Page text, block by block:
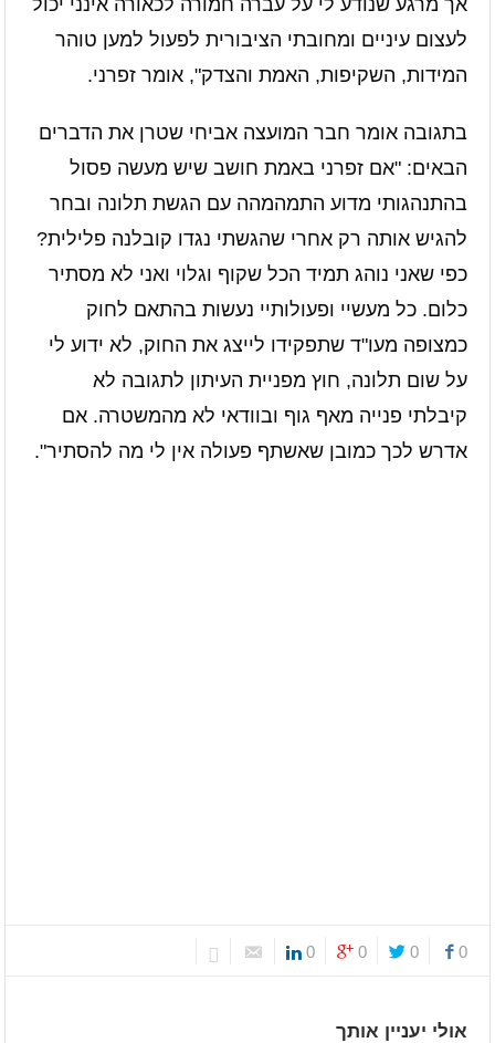
אך מרגע שנודע לי על עברה חמורה לכאורה אינני יכול
לעצום עיניים ומחובתי הציבורית לפעול למען טוהר
המידות, השקיפות, האמת והצדק", אומר זפרני.
בתגובה אומר חבר המועצה אביחי שטרן את הדברים
הבאים: "אם זפרני באמת חושב שיש מעשה פסול
בהתנהגותי מדוע התמהמהה עם הגשת תלונה ובחר
להגיש אותה רק אחרי שהגשתי נגדו קובלנה פלילית?
כפי שאני נוהג תמיד הכל שקוף וגלוי ואני לא מסתיר
כלום. כל מעשיי ופעולותיי נעשות בהתאם לחוק
כמצופה מעו"ד שתפקידו לייצג את החוק, לא ידוע לי
על שום תלונה, חוץ מפניית העיתון לתגובה לא
קיבלתי פנייה מאף גוף ובוודאי לא מהמשטרה. אם
אדרש לכך כמובן שאשתף פעולה אין לי מה להסתיר".
0
0
0
0
אולי יעניין אותך